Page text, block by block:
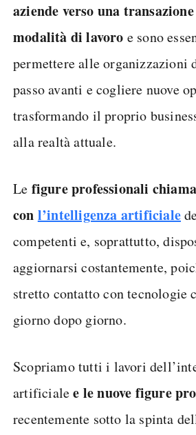
aziende verso una
modalità di lavoro e sono
permettere alle organizzazioni
passo avanti e cogliere nuove
trasformando il proprio
alla realtà attuale.
Le figure professionali
con l’intelligenza artificiale
competenti e, soprattutto,
aggiornarsi costantemente,
stretto contatto con tecnologie
giorno dopo giorno.
Scopriamo tutti i lavori
artificialee le nuove figure
recentemente sotto la spinta